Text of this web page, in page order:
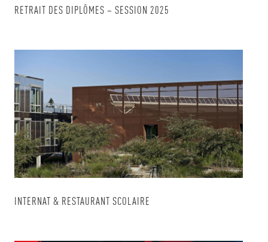
RETRAIT DES DIPLÔMES – SESSION 2025
INTERNAT & RESTAURANT SCOLAIRE